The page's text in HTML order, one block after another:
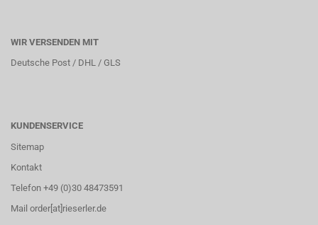
WIR VERSENDEN MIT
Deutsche Post / DHL / GLS
KUNDENSERVICE
Sitemap
Kontakt
Telefon +49 (0)30 48473591
Mail order[at]rieserler.de